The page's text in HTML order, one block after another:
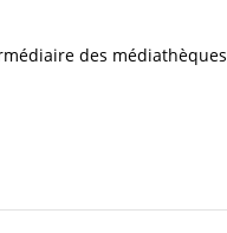
des médiathèques